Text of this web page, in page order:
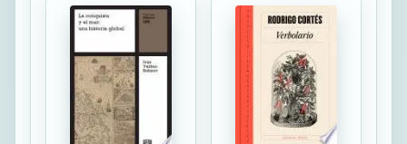
introduction to the study of Spanish
that encourages both Spanish and
semi-proficient non-native Spanish
speaking students to see language
in action and understand how
linguistic components interact to
convey conceptual and social ...